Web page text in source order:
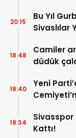
Bu Yıl
Sivaslılar
20:15
Camiler
düdük
18:48
Yeni
18:40
Sivasspor
Kattı!
18:34